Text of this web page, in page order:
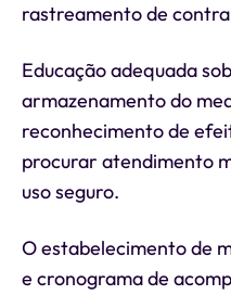
rastreamento de
Educação adequada
armazenamento do
reconhecimento de
procurar atendimento
uso seguro.
O estabelecimento de
e cronograma de